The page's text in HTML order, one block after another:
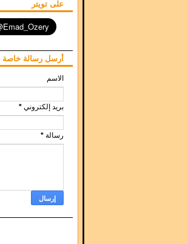
على تويتر
أرسل رسالة خاصة
الاسم
بريد إلكتروني *
رسالة *